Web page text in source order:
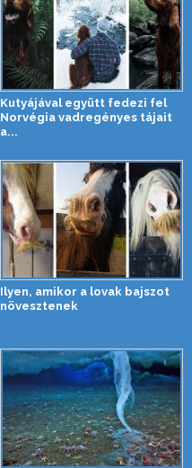
Kutyájával együtt fedezi fel
Norvégia vadregényes tájait
a...
Ilyen, amikor a lovak bajszot
növesztenek